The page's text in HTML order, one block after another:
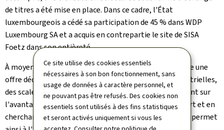
Ce site utilise des cookies essentiels
nécessaires à son bon fonctionnement, sans
usage de données à caractère personnel, et
ne pouvant pas être refusés. Des cookies non
essentiels sont utilisés à des fins statistiques
et seront activés uniquement si vous les
de titres a été mise en place. Dans ce cadre, l'État
luxembourgeois a cédé sa participation de 45 % dans WDP
Luxembourg SA et a acquis en contrepartie le site de SISA
Foetz dans son entièreté.
À moyen terme, l'ambition est de développer sur le site une
offre dédiée à l'accueil et à la croissance des PME industrielles,
des scale-up et des entreprises deeptech, en capitalisant sur
l'avantage que le site est adjacent à celui du Technoport et en
cherchant à maximiser les synergies. Cette acquisition permet